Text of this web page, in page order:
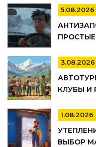
5.08.2026
3.08.2026
КЛУБЫ И
1.08.2026
ВЫБОР